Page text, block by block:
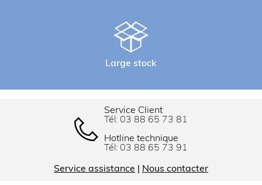
Large stock
Service Client
Tél: 03 88 65 73 81
Hotline technique
Tél: 03 88 65 73 91
Service assistance Nous contacter